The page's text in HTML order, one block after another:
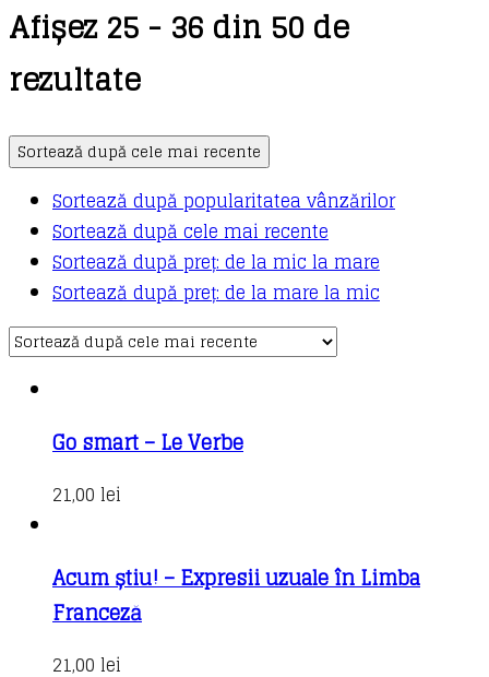
Afișez 25 - 36 din 50 de
rezultateSorted
by
latest
Sortează după cele mai recente
Sortează după popularitatea vânzărilor
Sortează după cele mai recente
Sortează după preț: de la mic la mare
Sortează după preț: de la mare la mic
Go smart – Le Verbe
21,00 lei
Acum știu! – Expresii uzuale în Limba
Franceză
21,00 lei